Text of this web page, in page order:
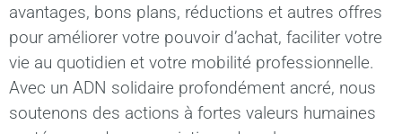
avantages, bons plans, réductions et autres offres
pour améliorer votre pouvoir d’achat, faciliter votre
vie au quotidien et votre mobilité professionnelle.
Avec un ADN solidaire profondément ancré, nous
soutenons des actions à fortes valeurs humaines